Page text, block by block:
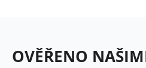
OVĚŘENO